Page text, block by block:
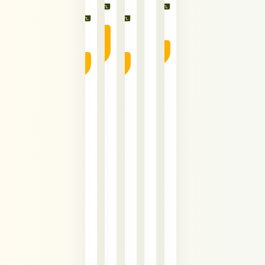
₪
הוספה לסל
38.90 ₪
הוספה לסל
₪
נוסף
₪